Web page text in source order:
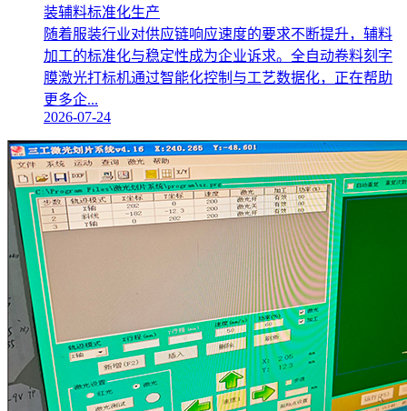
装辅料标准化生产‌
随着服装行业对供应链响应速度的要求不断提升，辅料
加工的标准化与稳定性成为企业诉求。全自动卷料刻字
膜激光打标机通过智能化控制与工艺数据化，正在帮助
更多企...
2026-07-24